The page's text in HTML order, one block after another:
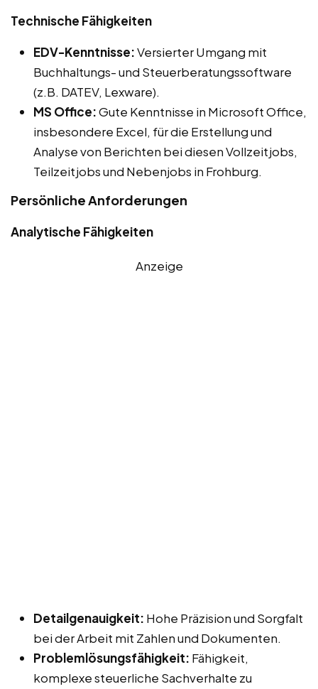
Technische Fähigkeiten
EDV-Kenntnisse:Versierter Umgang mit
Buchhaltungs- und Steuerberatungssoftware
(z.B. DATEV, Lexware).
MS Office:Gute Kenntnisse in Microsoft Office,
insbesondere Excel, für die Erstellung und
Analyse von Berichten bei diesen Vollzeitjobs,
Teilzeitjobs und Nebenjobs in Frohburg.
Persönliche Anforderungen
Analytische Fähigkeiten
Anzeige
Detailgenauigkeit: Hohe Präzision und Sorgfalt
bei der Arbeit mit Zahlen und Dokumenten.
Problemlösungsfähigkeit: Fähigkeit,
komplexe steuerliche Sachverhalte zu